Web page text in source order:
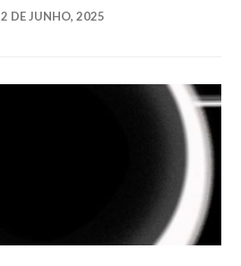
2 DE JUNHO, 2025